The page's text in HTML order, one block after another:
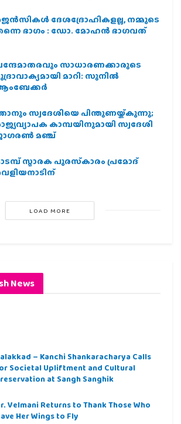
ദേശദ്രോഹികളല്ല, നമ്മുടെ
ഭാഗം : ഡോ. മോഹന്‍ ഭാഗവത്
സാധാരണക്കാരുടെ
മാറി: സുനിൽ
സ്വദേശിയെ പിന്തുണയ്ക്കുന്നു;
കാമ്പയിനുമായി സ്വദേശി
മഞ്ച്
സ്മാരക പുരസ്‌കാരം പ്രമോദ്
LOAD MORE
News
– Kanchi Shankaracharya Calls
Societal Upliftment and Cultural
at Sangh Sanghik
Velmani Returns to Thank Those Who
Her Wings to Fly